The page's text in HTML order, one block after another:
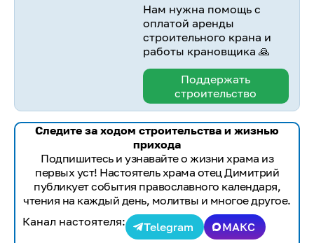
Нам нужна помощь с
оплатой аренды
строительного крана и
работы крановщика 🙏
Поддержать
строительство
Следите за ходом строительства и жизнью
прихода
Подпишитесь и узнавайте о жизни храма из
первых уст! Настоятель храма отец Димитрий
публикует события православного календаря,
чтения на каждый день, молитвы и многое другое.
Канал настоятеля:
Telegram
МАКС